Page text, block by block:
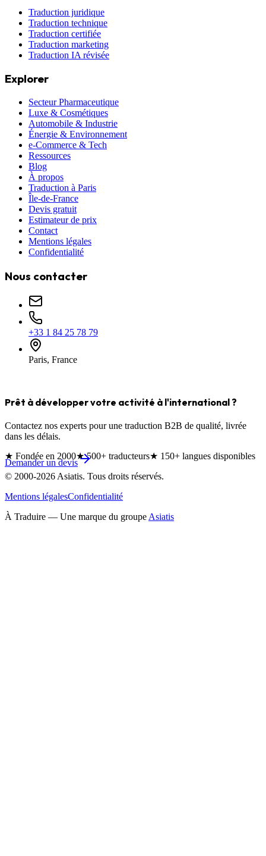
Traduction juridique
Traduction technique
Traduction certifiée
Traduction marketing
Traduction IA révisée
Explorer
Secteur Pharmaceutique
Luxe & Cosmétiques
Automobile & Industrie
Énergie & Environnement
e-Commerce & Tech
Ressources
Blog
À propos
Traduction à Paris
Île-de-France
Devis gratuit
Estimateur de prix
Contact
Mentions légales
Confidentialité
Nous contacter
+33 1 84 25 78 79
Paris, France
Prêt à développer votre activité à l'international ?
Contactez nos experts pour une traduction B2B de qualité, livrée
dans les délais.
Demander un devis
★ Fondée en 2000★500+ traducteurs★ 150+ langues disponibles
© 2000-2026 Asiatis. Tous droits réservés.
Mentions légalesConfidentialité
À Traduire — Une marque du groupe Asiatis